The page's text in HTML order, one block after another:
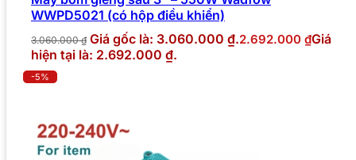
WWPD5021 (có hộp điều khiển)
3.060.000₫ Giá gốc là: 3.060.000 ₫.2.692.000 ₫Giá
hiện tại là: 2.692.000 ₫.
-5%